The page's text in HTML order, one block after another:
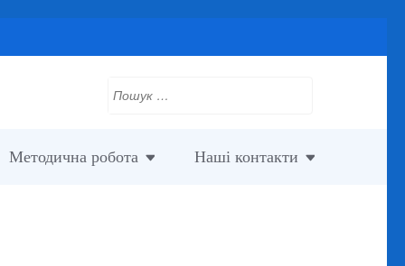
Пошук:
Методична робота Наші контакти